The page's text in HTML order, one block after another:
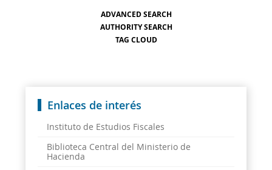
ADVANCED SEARCH
AUTHORITY SEARCH
TAG CLOUD
Enlaces de interés
Instituto de Estudios Fiscales
Biblioteca Central del Ministerio de
Hacienda